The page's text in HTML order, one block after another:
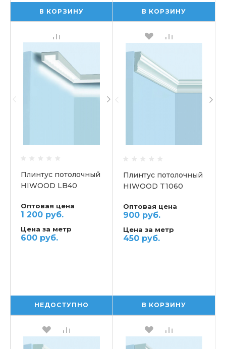
В КОРЗИНУ В КОРЗИНУ
Плинтус потолочный
HIWOOD LB40
Оптовая цена
1 200 руб.
Цена за метр
600 руб.
НЕДОСТУПНО
Плинтус потолочный
HIWOOD T1060
Оптовая цена
900 руб.
Цена за метр
450 руб.
В КОРЗИНУ